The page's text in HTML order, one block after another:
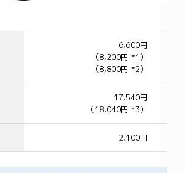
6,600円
（8,200円 *1）
（8,800円 *2）
17,540円
（18,040円 *3）
2,100円